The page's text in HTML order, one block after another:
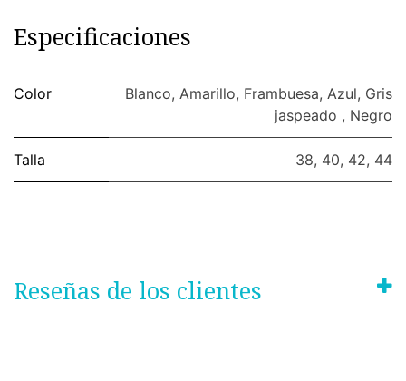
Especificaciones
Color Blanco, Amarillo, Frambuesa, Azul, Gris
jaspeado , Negro
Talla 38, 40, 42, 44
Reseñas de los clientes